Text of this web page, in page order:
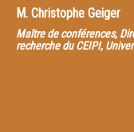
M. Christophe Geiger
Maître de conférences,
recherche du CEIPI,